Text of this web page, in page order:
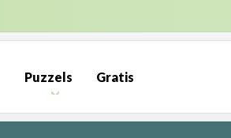
VANAF €50) | BE €7,95 (GRATIS
Puzzels Gratis